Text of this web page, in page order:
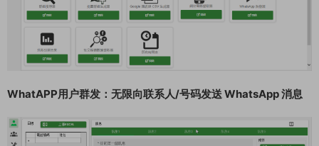
WhatAPP用户群发：无限向联系人/号码发送 WhatsApp 消息